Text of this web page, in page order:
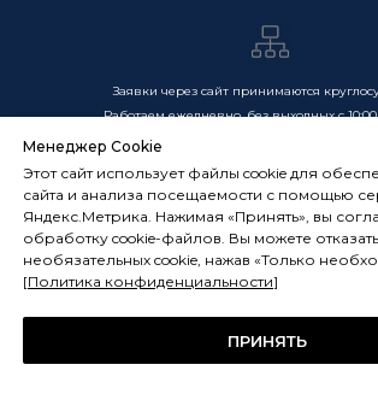
Цены, указанные на сайте, носят
характер и не являются публичной
ст. 437 ГК РФ. Окончательная стоимость
определяется индивидуально и
Спецификации. Условия оказания услуг
публичной офертой, размещённой по
Заявки через сайт принимаются
Работаем ежедневно, без выходных с 10:00
Менеджер Cookie
Этот сайт использует файлы cookie для
сайта и анализа посещаемости с помощью
Яндекс.Метрика. Нажимая «Принять», вы
обработку cookie-файлов. Вы можете
необязательных cookie, нажав «Только
[Политика конфиденциальности]
ПРИНЯТЬ